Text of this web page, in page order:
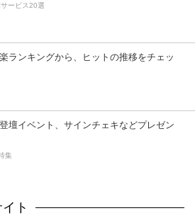
ービス20選
ランキングから、ヒットの推移をチェッ
壇イベント、サインチェキなどプレゼン
集
ト